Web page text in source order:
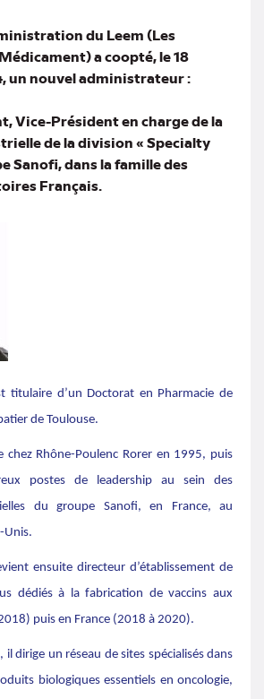
du Leem (Les
a coopté, le 18
un nouvel administrateur :
Vice-Président en charge de la
de la division « Specialty
Sanofi, dans la famille des
Français.
titulaire d’un Doctorat en Pharmacie de
de Toulouse.
chez Rhône-Poulenc Rorer en 1995, puis
postes de leadership au sein des
du groupe Sanofi, en France, au
Unis.
ensuite directeur d’établissement de
dédiés à la fabrication de vaccins aux
puis en France (2018 à 2020).
dirige un réseau de sites spécialisés dans
biologiques essentiels en oncologie,